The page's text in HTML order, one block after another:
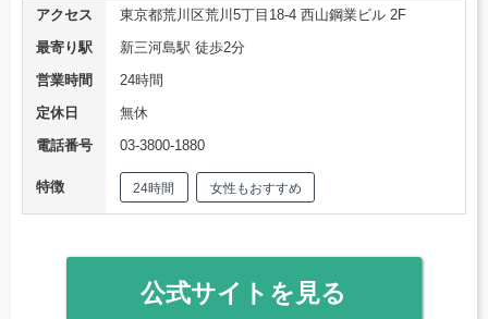
アクセス
東京都荒川区荒川5丁目18-4 西山鋼業ビル 2F
最寄り駅
新三河島駅 徒歩2分
営業時間
24時間
定休日
無休
電話番号
03-3800-1880
特徴 24時間 女性もおすすめ
公式サイトを見る